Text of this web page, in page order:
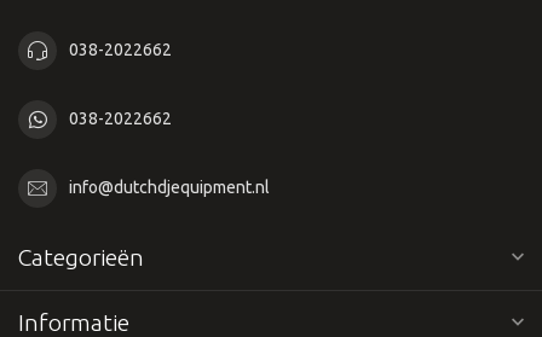
038-2022662
038-2022662
info@dutchdjequipment.nl
Categorieën
Informatie